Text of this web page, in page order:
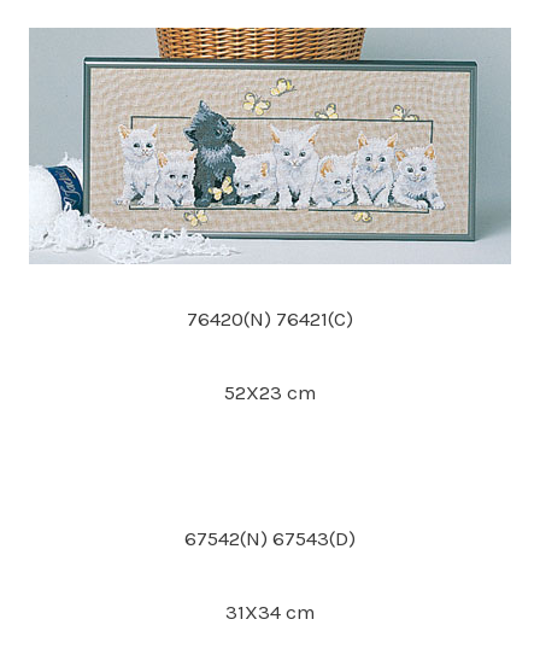
76420(N) 76421(C)
52X23 cm
67542(N) 67543(D)
31X34 cm